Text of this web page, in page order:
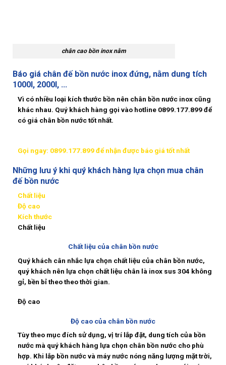
chân cao bồn inox nằm
Báo giá chân đế bồn nước inox đứng, nằm dung tích
1000l, 2000l, …
Vì có nhiều loại kích thước bồn nên chân bồn nước inox cũng
khác nhau. Quý khách hàng gọi vào hotline 0899.177.899để
có giá chân bồn nướctốt nhất.
Gọi ngay: 0899.177.899 để nhận được báo giá tốt nhất
Những lưu ý khi quý khách hàng lựa chọn mua chân
đế bồn nước
Chất liệu
Độ cao
Kích thước
Chất liệu
Chất liệu của chân bồn nước
Quý khách cân nhắc lựa chọn chất liệu của chân bồn nước,
quý khách nên lựa chọn chất liệu chân là inox sus 304 không
gỉ, bền bỉ theo theo thời gian.
Độ cao
Độ cao của chân bồn nước
Tùy theo mục đích sử dụng, vị trí lắp đặt, dung tích của bồn
nước mà quý khách hàng lựa chọn chân bồn nước cho phù
hợp. Khi lắp bồn nước và máy nước nóng năng lượng mặt trời,